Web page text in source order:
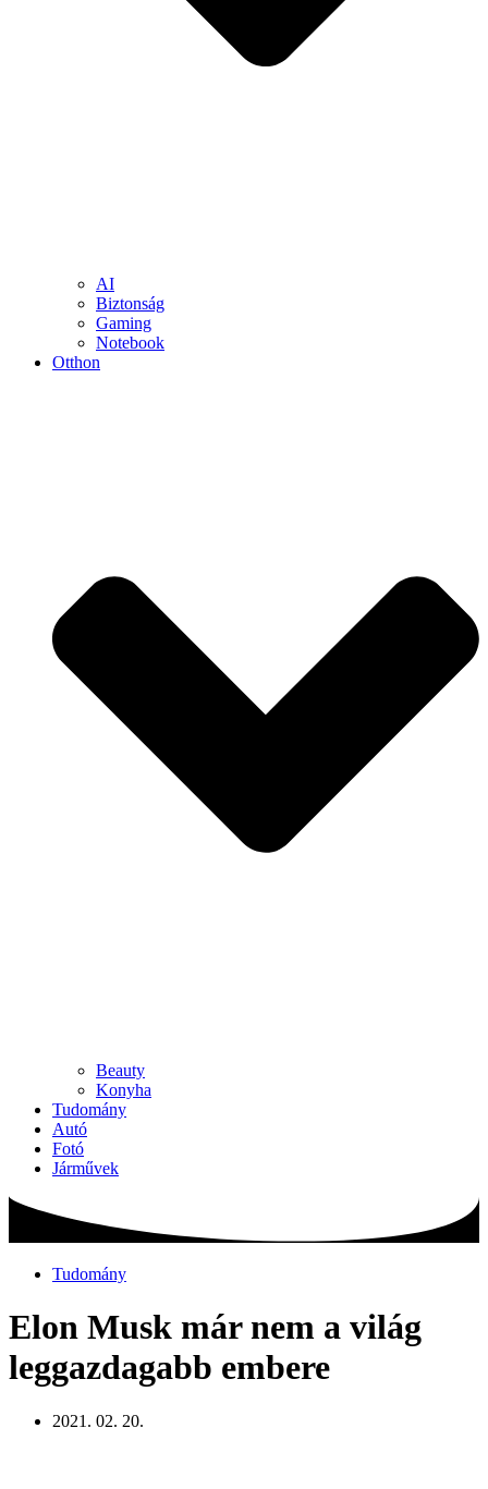
AI
Biztonság
Gaming
Notebook
Otthon
Beauty
Konyha
Tudomány
Autó
Fotó
Járművek
Tudomány
Elon Musk már nem a világ
leggazdagabb embere
2021. 02. 20.